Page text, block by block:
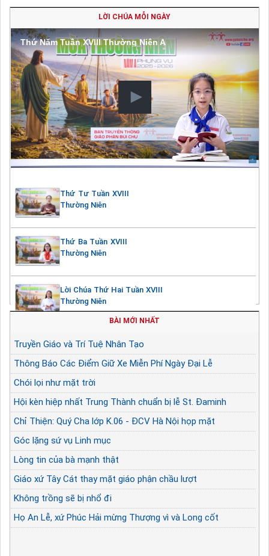
LỜI CHÚA MỖI NGÀY
Thứ Năm Tuần XVIII Thường Niên A
Thứ Tư Tuần XVIII
Thường Niên
Thứ Ba Tuần XVIII
Thường Niên
Lời Chúa Thứ Hai Tuần XVIII
Thường Niên
BÀI MỚI NHẤT
Truyền Giáo và Trí Tuệ Nhân Tạo
Thông Báo Các Điểm Giữ Xe Miễn Phí Ngày Đại Lễ
Chói lọi như mặt trời
Hội kèn hiệp nhất Trung Thành chuẩn bị lễ St. Đaminh
Chỉ Thiện: Quý Cha lớp K.06 - ĐCV Hà Nội họp mặt
Góc lặng sứ vụ Linh mục
Lòng tin của bà mạnh thật
Giáo xứ Tây Cát thay mặt giáo phận chầu lượt
Không trồng sẽ bị nhổ đi
Họ An Lễ, xứ Phúc Hải mừng Thượng vì và Long cốt